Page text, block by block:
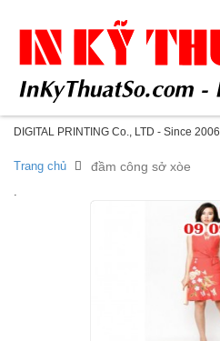
DIGITAL PRINTING Co., LTD - Since 2006
Trang chủ đầm công sở xòe
.